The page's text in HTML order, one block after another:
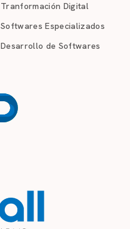
Tranformación Digital
Softwares Especializados
Desarrollo de Softwares